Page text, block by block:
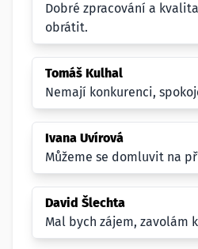
Dobré zpracování a
obrátit.
Tomáš Kulhal
Nemají konkurenci,
Ivana Uvírová
Můžeme se domluvit na
David Šlechta
Mal bych zájem, zavolám